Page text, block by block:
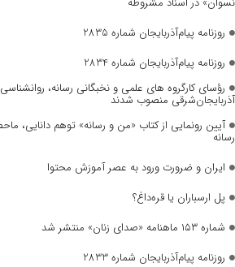
روزنامه پیام‌آذربایجان شماره 2835
روزنامه پیام‌آذربایجان شماره 2834
رؤسای کارگروه های علمی و نخبگانی رسانه،
آذربایجان‌شرقی منصوب شدند
آیین رونمایی از کتاب «من و رسانه» توهم دانایی،
رسانه
ایران و ضرورت ورود به عصر آموزش محتوا
پل ارسباران یا قره‌داغ؟
شماره ۱۵۳ ماهنامه «صدای زنان» منتشر شد
روزنامه پیام‌آذربایجان شماره 2833